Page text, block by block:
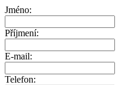
Jméno:
Příjmení:
E-mail:
Telefon: